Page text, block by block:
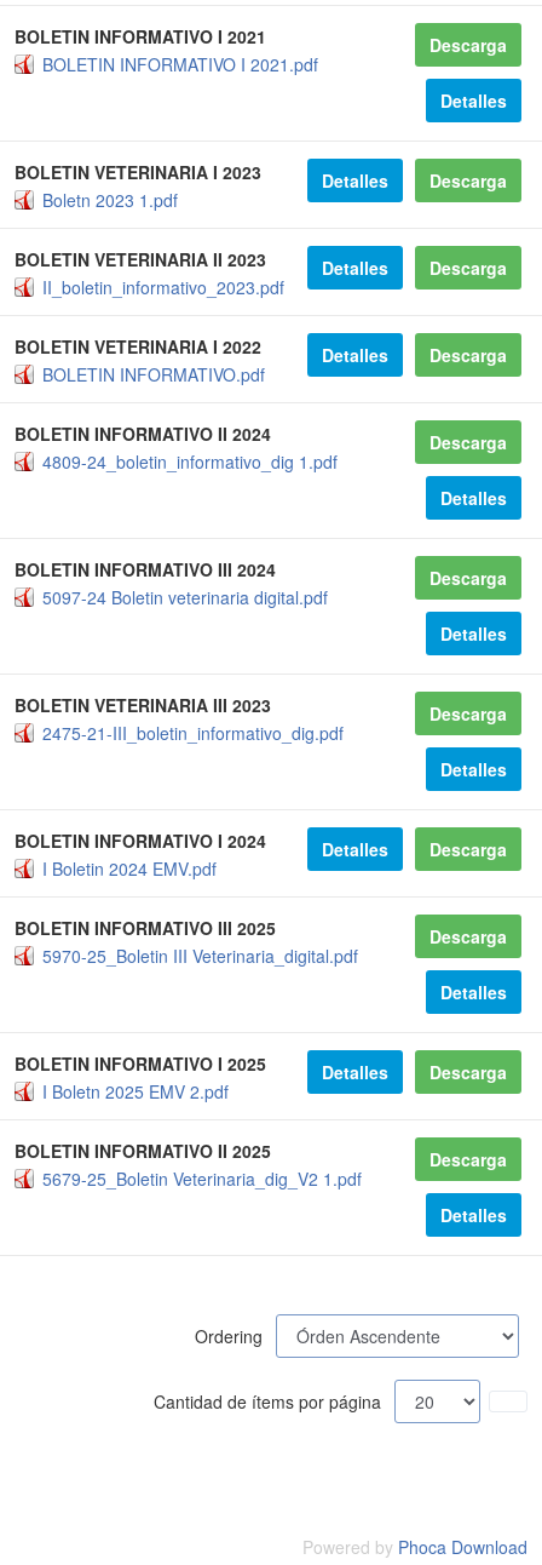
BOLETIN INFORMATIVO I 2021
BOLETIN INFORMATIVO I 2021.pdf
Descarga
Detalles
BOLETIN VETERINARIA I 2023
Boletn 2023 1.pdf
Descarga
Detalles
BOLETIN VETERINARIA II 2023
II_boletin_informativo_2023.pdf
Descarga
Detalles
BOLETIN VETERINARIA I 2022
BOLETIN INFORMATIVO.pdf
Descarga
Detalles
BOLETIN INFORMATIVO II 2024
4809-24_boletin_informativo_dig 1.pdf
Descarga
Detalles
BOLETIN INFORMATIVO III 2024
5097-24 Boletin veterinaria digital.pdf
Descarga
Detalles
BOLETIN VETERINARIA III 2023
2475-21-III_boletin_informativo_dig.pdf
Descarga
Detalles
BOLETIN INFORMATIVO I 2024
I Boletin 2024 EMV.pdf
Descarga
Detalles
BOLETIN INFORMATIVO III 2025
5970-25_Boletin III Veterinaria_digital.pdf
Descarga
Detalles
BOLETIN INFORMATIVO I 2025
I Boletn 2025 EMV 2.pdf
Descarga
Detalles
BOLETIN INFORMATIVO II 2025
5679-25_Boletin Veterinaria_dig_V2 1.pdf
Descarga
Detalles
Ordering
Cantidad de ítems por página
Powered by Phoca Download